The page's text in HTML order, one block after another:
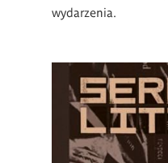
wydarzenia.